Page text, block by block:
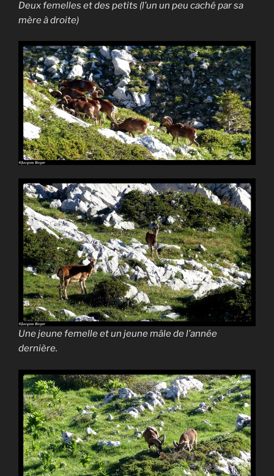
Deux femelles et des petits (l’un un peu caché par sa
mère à droite)
Une jeune femelle et un jeune mâle de l’année
dernière.